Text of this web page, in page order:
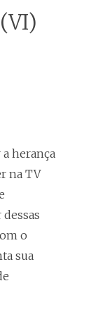
herança
na TV
o
sua